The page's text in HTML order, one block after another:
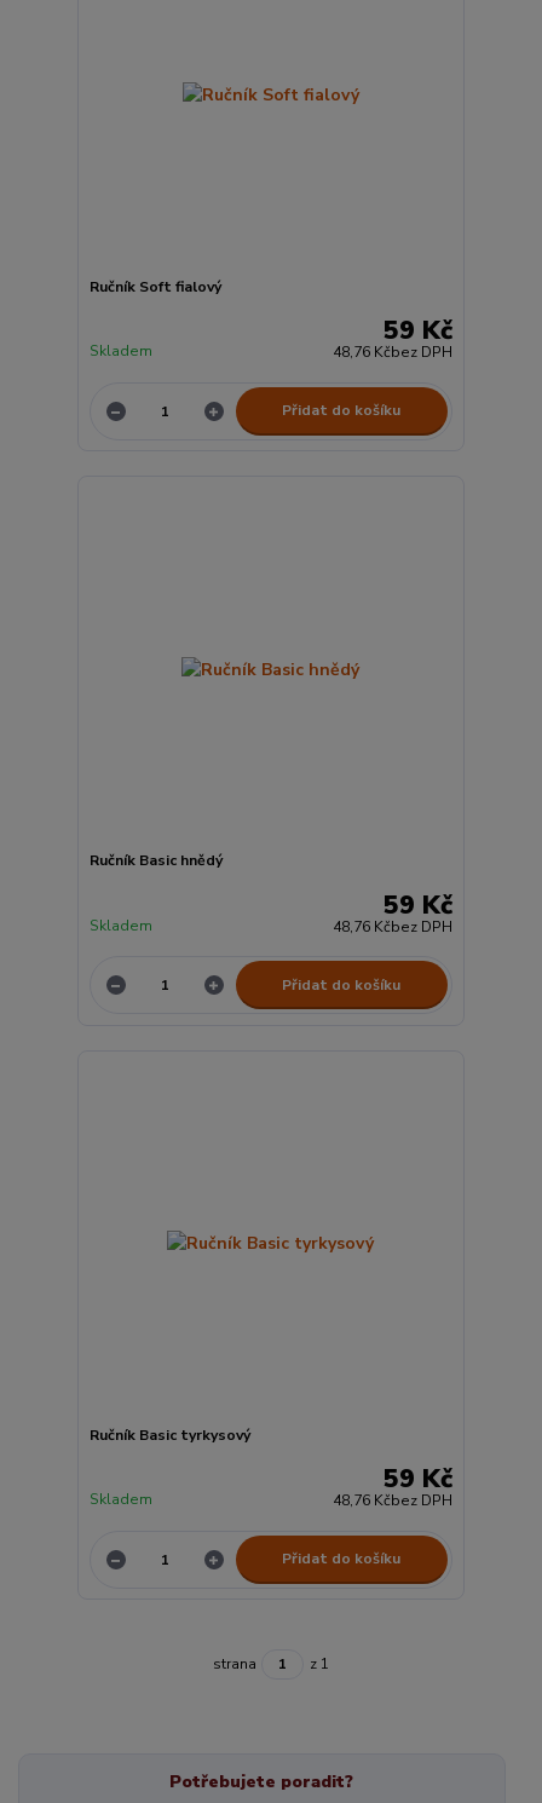
Ručník Soft fialový
59 Kč
48,76 Kčbez DPH
Skladem
Přidat do košíku
Ručník Basic hnědý
59 Kč
48,76 Kčbez DPH
Skladem
Přidat do košíku
Ručník Basic tyrkysový
59 Kč
48,76 Kčbez DPH
Skladem
Přidat do košíku
strana z 1
Potřebujete poradit?